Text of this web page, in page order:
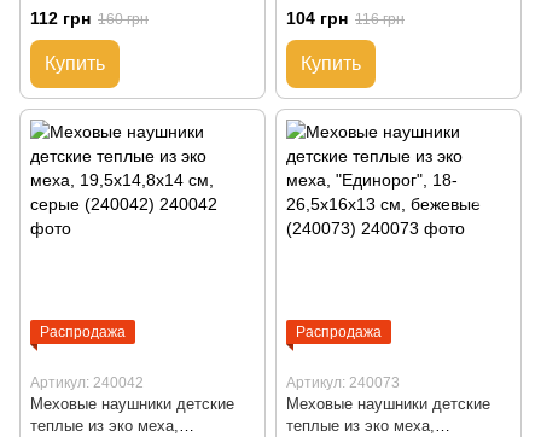
20x14,5x17 см, персиковый
(240011)
112 грн 160 грн
Купить
13,5x11,5x11,8 см, сиреневые
(240028)
104 грн 116 грн
Купить
Распродажа
Артикул: 240042
Меховые наушники детские
теплые из эко меха,
Распродажа
Артикул: 240073
Меховые наушники детские
теплые из эко меха,